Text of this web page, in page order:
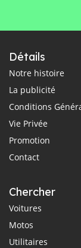
Détails
Notre histoire
La publicité
Conditions
Vie Privée
Promotion
Contact
Chercher
Voitures
Motos
Utilitaires